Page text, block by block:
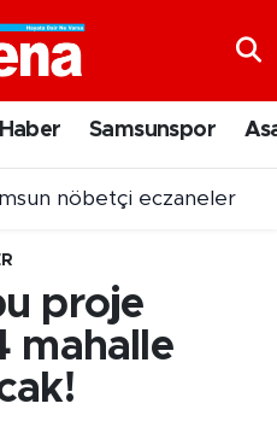
Samsunspor
nöbetçi eczaneler
7 şüpheli cezaevine gönderildi
proje
mahalle
ve Fikstür